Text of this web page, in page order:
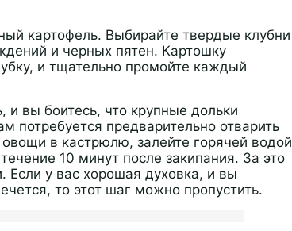
картофель. Выбирайте твердые клубни
и черных пятен. Картошку
и тщательно промойте каждый
вы боитесь, что крупные дольки
потребуется предварительно отварить
в кастрюлю, залейте горячей водой
10 минут после закипания. За это
у вас хорошая духовка, и вы
то этот шаг можно пропустить.